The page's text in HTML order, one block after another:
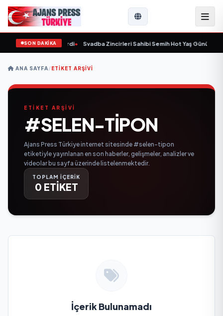
SON DAKİKA
yaşında yaşamını yitirdi• Svadba Zincirleri Sahibi Semih Hot Yaş Gününü
ANA SAYFA/ETIKET ARŞIVI
ETİKET ARŞİVİ
#SELEN-TIPON
Ajans Press Türkiye internet sitesinde #selen-tipon
etiketiyle yayınlanan en son haberler, gelişmeler, analizler ve
videolar bu sayfa üzerinde listelenmektedir.
TOPLAM İÇERİK
0 ETİKET
İçerik Bulunamadı